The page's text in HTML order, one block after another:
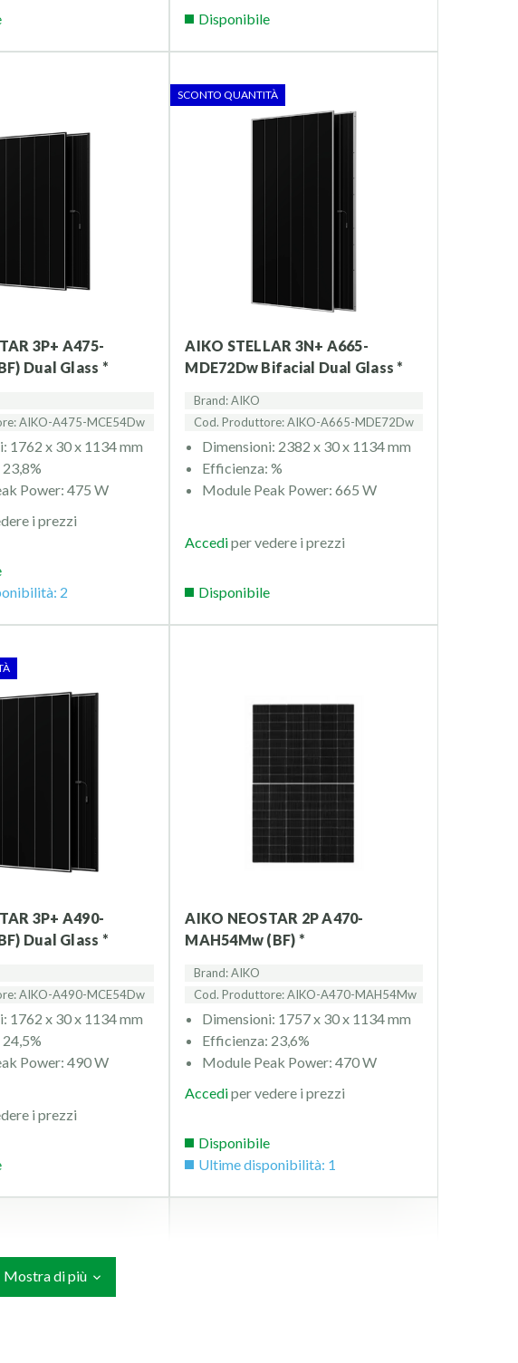
Disponibile
Dual Glass *
AIKO-A475-MCE54Dw
1762 x 30 x 1134 mm
Power: 475 W
i prezzi
2
SCONTO QUANTITÀ
AIKO STELLAR 3N+ A665-
MDE72Dw Bifacial Dual Glass *
Brand: AIKO
Cod. Produttore: AIKO-A665-MDE72Dw
Dimensioni: 2382 x 30 x 1134 mm
Efficienza: %
Module Peak Power: 665 W
Accediper vedere i prezzi
Disponibile
Dual Glass *
AIKO-A490-MCE54Dw
1762 x 30 x 1134 mm
Power: 490 W
i prezzi
AIKO NEOSTAR 2P A470-
MAH54Mw (BF) *
Brand: AIKO
Cod. Produttore: AIKO-A470-MAH54Mw
Dimensioni: 1757 x 30 x 1134 mm
Efficienza: 23,6%
Module Peak Power: 470 W
Accediper vedere i prezzi
Disponibile
Ultime disponibilità: 1
Mostra di più